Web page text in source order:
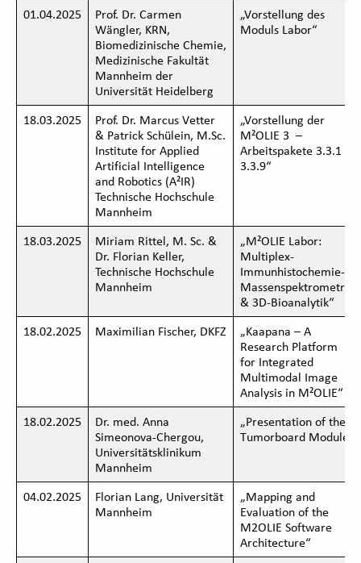
01.04.2025
Prof. Dr. Carmen
Wängler, KRN,
Biomedizinische Chemie,
Medizinische Fakultät
Mannheim der
Universität Heidelberg
„Vorstellung des
Moduls Labor“
18.03.2025
Prof. Dr. Marcus Vetter
& Patrick Schülein, M.Sc.
Institute for Applied
Artificial Intelligence
and Robotics (A²IR)
Technische Hochschule
Mannheim
„Vorstellung der
M²OLIE 3 –
Arbeitspakete 3.3.1 –
3.3.9“
18.03.2025
Miriam Rittel, M. Sc. &
Dr. Florian Keller,
Technische Hochschule
Mannheim
„M²OLIE Labor:
Multiplex-
Immunhistochemie-
Massenspektrometrie
& 3D-Bioanalytik“
18.02.2025 Maximilian Fischer, DKFZ
„Kaapana – A
Research Platform
for Integrated
Multimodal Image
Analysis in M²OLIE“
18.02.2025
Dr. med. Anna
Simeonova-Chergou,
Universitätsklinikum
Mannheim
„Presentation of the
Tumorboard Module“
04.02.2025
Florian Lang, Universität
Mannheim
„Mapping and
Evaluation of the
M2OLIE Software
Architecture“